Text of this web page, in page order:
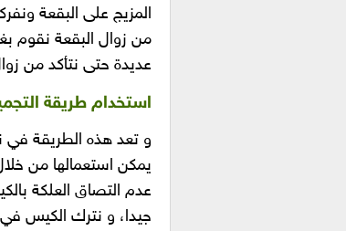
المزيج على البقعة
من زوال البقعة نقوم
عديدة حتى نتأكد من
استخدام طريقة
و تعد هذه الطريقة في
يمكن استعمالها من
عدم التصاق العلكة
جيدا، و نترك الكيس